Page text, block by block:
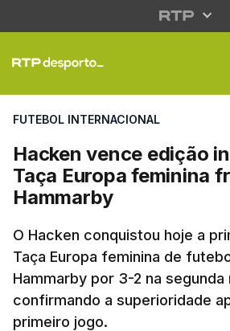
Hacken
FUTEBOL INTERNACIONAL
Hacken vence edição
Taça Europa feminina
Hammarby
O Hacken conquistou hoje a
Taça Europa feminina de
Hammarby por 3-2 na segunda
confirmando a superioridade
primeiro jogo.